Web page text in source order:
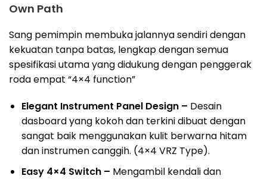
Own Path
Sang pemimpin membuka jalannya sendiri dengan
kekuatan tanpa batas, lengkap dengan semua
spesifikasi utama yang didukung dengan penggerak
roda empat “4×4 function”
Elegant Instrument Panel Design – Desain
dasboard yang kokoh dan terkini dibuat dengan
sangat baik menggunakan kulit berwarna hitam
dan instrumen canggih. (4×4 VRZ Type).
Easy 4×4 Switch – Mengambil kendali dan